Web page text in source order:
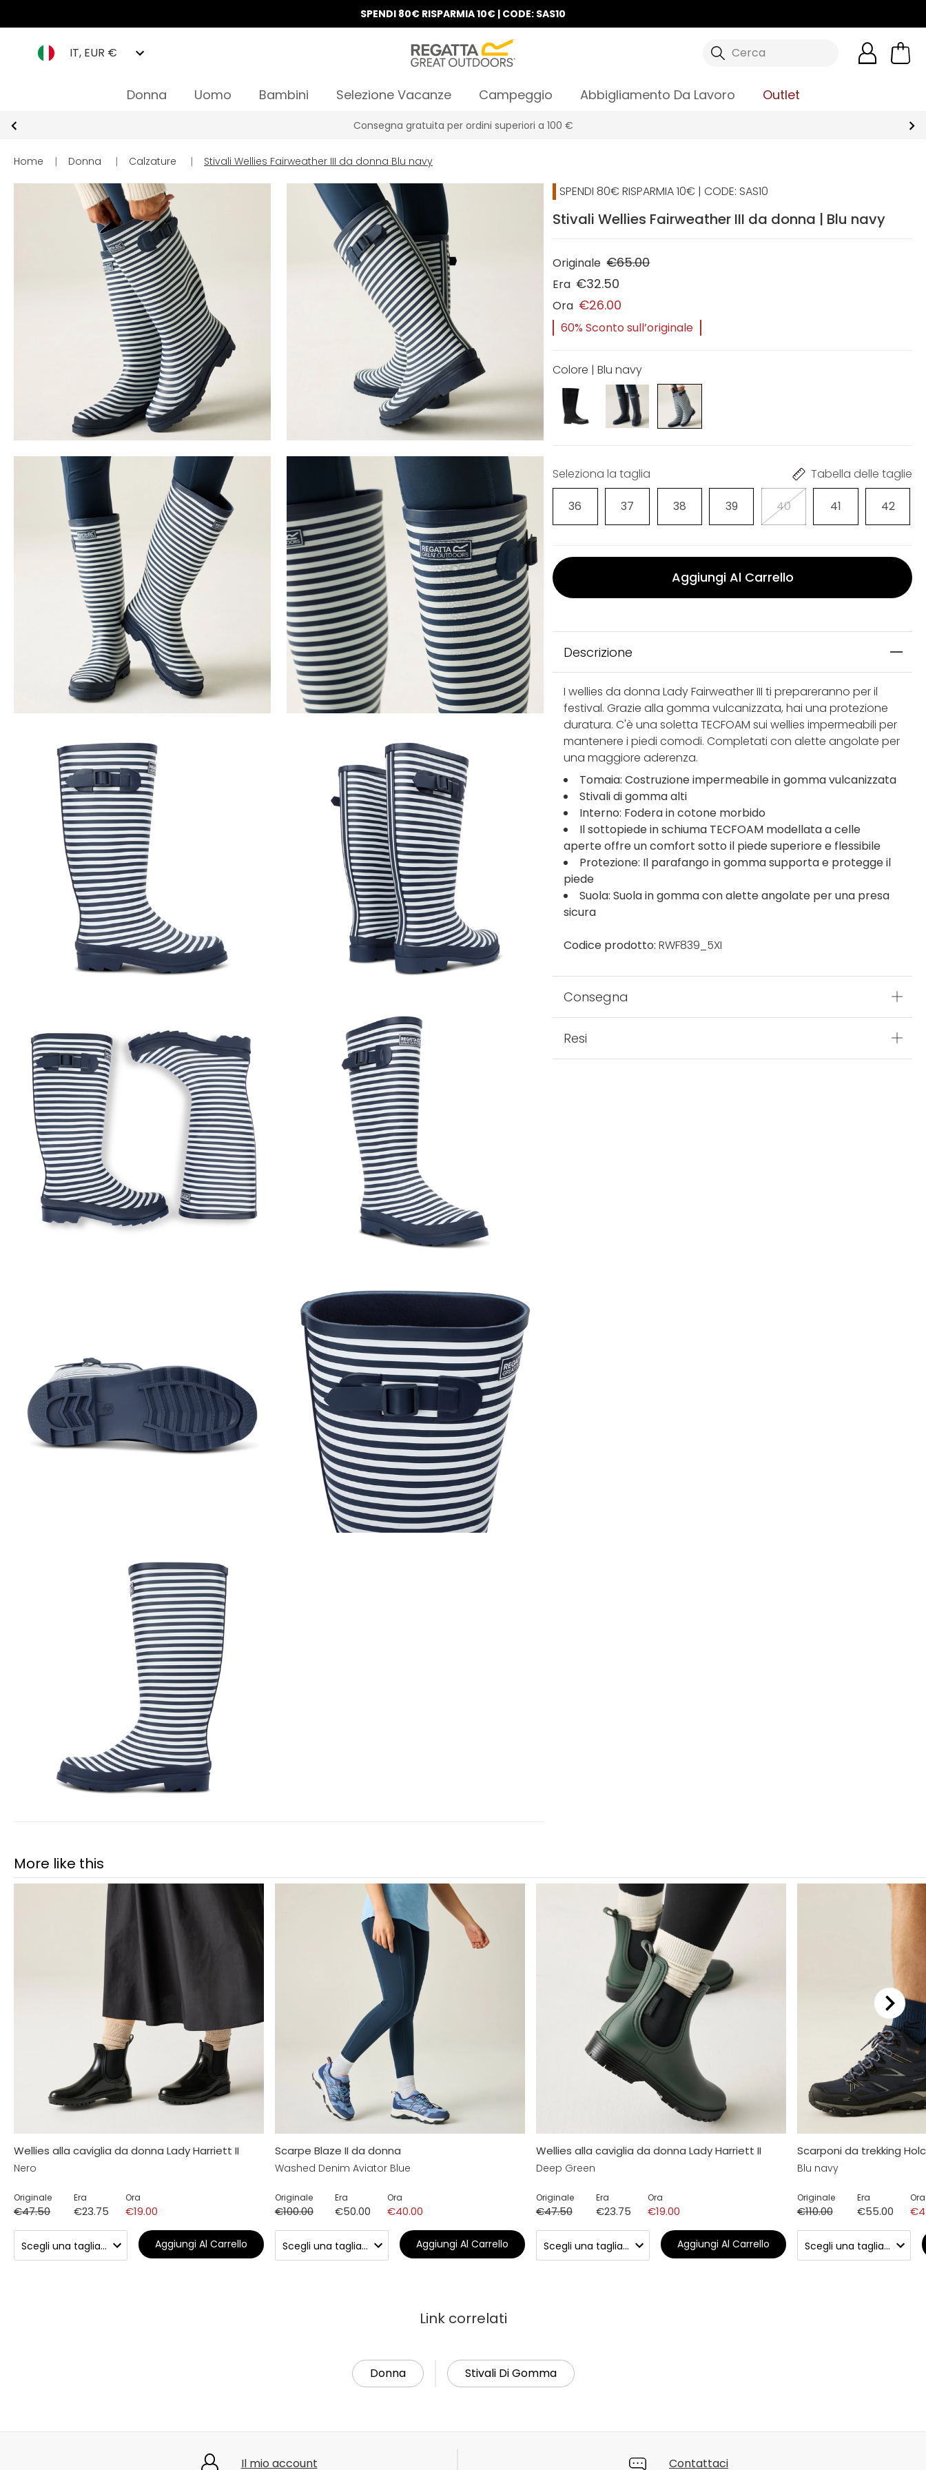
SPENDI 80€ RISPARMIA 10€ | CODE: SAS10
IT, EUR € Cerca
Donna Uomo Bambini Selezione Vacanze Campeggio Abbigliamento Da Lavoro Outlet
Consegna gratuita per ordini superiori a 100 €
Home | Donna | Calzature | Stivali Wellies Fairweather III da donna Blu navy
SPENDI 80€ RISPARMIA 10€ | CODE: SAS10
Stivali Wellies Fairweather III da donna | Blu navy
Originale €65.00
Era €32.50
Ora €26.00
60% Sconto sull’originale
Colore | Blu navy
Seleziona la taglia Tabella delle taglie
36 37 38 39 40 41 42
Aggiungi Al Carrello
Descrizione
I wellies da donna Lady Fairweather III ti prepareranno per il
festival. Grazie alla gomma vulcanizzata, hai una protezione
duratura. C'è una soletta TECFOAM sui wellies impermeabili per
mantenere i piedi comodi. Completati con alette angolate per
una maggiore aderenza.
Tomaia: Costruzione impermeabile in gomma vulcanizzata
Stivali di gomma alti
Interno: Fodera in cotone morbido
Il sottopiede in schiuma TECFOAM modellata a celle
aperte offre un comfort sotto il piede superiore e flessibile
Protezione: Il parafango in gomma supporta e protegge il
piede
Suola: Suola in gomma con alette angolate per una presa
sicura
Codice prodotto: RWF839_5XI
Consegna
Resi
More like this
Wellies alla caviglia da donna Lady Harriett II
Nero
Originale
€47.50
Era
€23.75
Ora
€19.00
Aggiungi Al Carrello
Scarpe Blaze II da donna
Washed Denim Aviator Blue
Originale
€100.00
Era
€50.00
Ora
€40.00
Aggiungi Al Carrello
Wellies alla caviglia da donna Lady Harriett II
Deep Green
Originale
€47.50
Era
€23.75
Ora
€19.00
Aggiungi Al Carrello
Scarponi da trekking
Blu navy
Originale
€110.00
Era
€55.00
Ora
Link correlati
Donna Stivali Di Gomma
Il mio account Contattaci